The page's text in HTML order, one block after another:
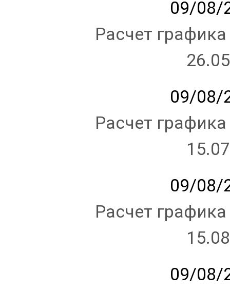
09/08/
Расчет
09/08/
Расчет
09/08/
Расчет
09/08/